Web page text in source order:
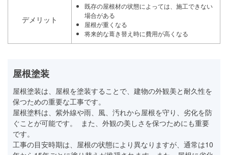
デメリット
既存の屋根材の状態によっては、施工できない
場合がある
屋根が重くなる
将来的な葺き替え時に費用が高くなる
屋根塗装
屋根塗装は、屋根を塗装することで、建物の外観美と耐久性を
保つための重要な工事です。
屋根塗料は、紫外線や雨、風、汚れから屋根を守り、劣化を防
ぐことが可能です。 また、外観の美しさを保つためにも重要
です。
工事の目安時期は、屋根の状態により異なりますが、通常は10